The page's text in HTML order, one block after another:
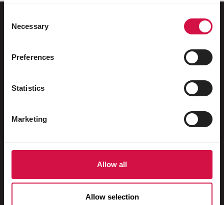
Selection
Necessary
Preferences
Statistics
Marketing
Allow all
Allow selection
Divoce žijící ptáci
Vrubozobí ptáci
Malí savci